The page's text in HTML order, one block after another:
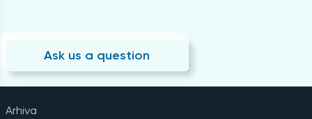
Ask us a question
Arhiva